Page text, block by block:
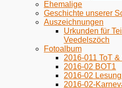
Ehemalige
Geschichte unserer
Auszeichnungen
Urkunden für
Veedelszöch
Fotoalbum
2016-011 ToT
2016-02 BOT1
2016-02
2016-02-